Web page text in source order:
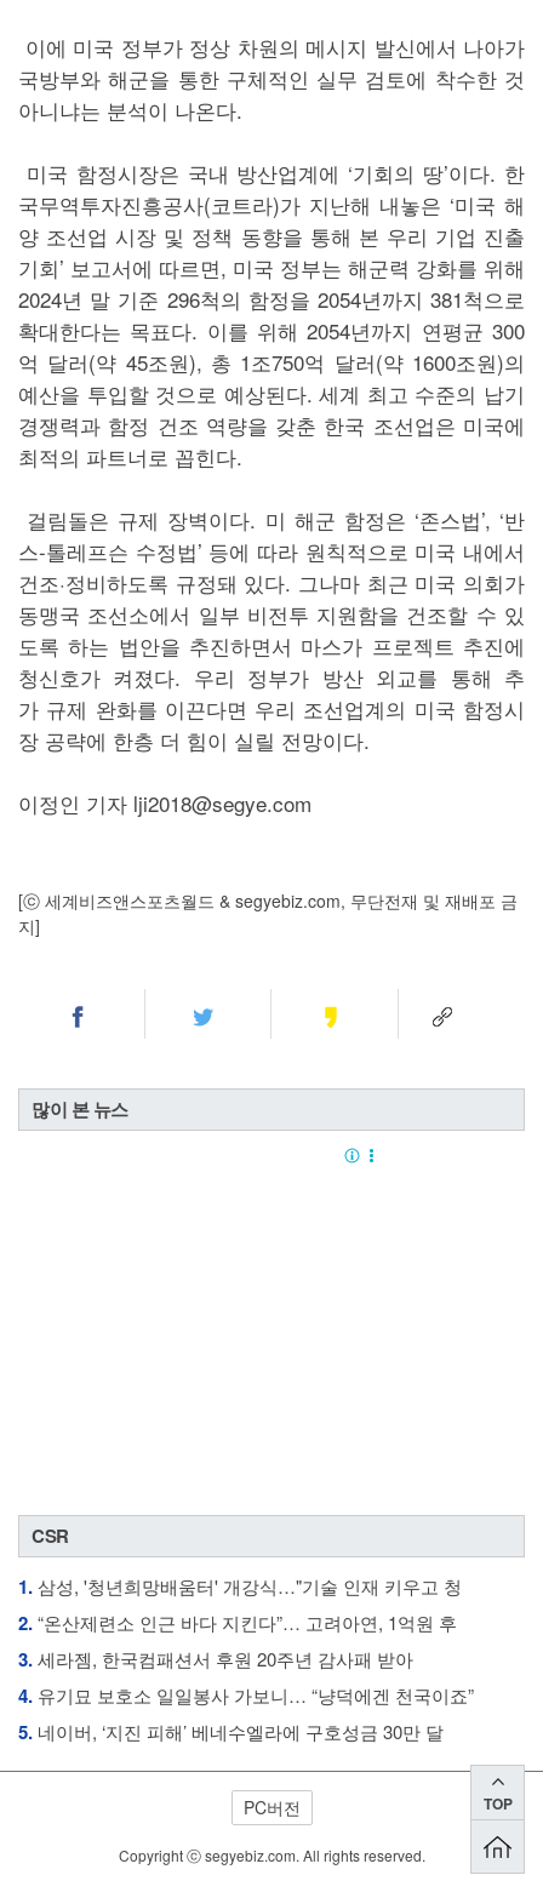
이에 미국 정부가 정상 차원의 메시지 발신에서 나아가
국방부와 해군을 통한 구체적인 실무 검토에 착수한 것
아니냐는 분석이 나온다.
미국 함정시장은 국내 방산업계에 ‘기회의 땅’이다. 한
국무역투자진흥공사(코트라)가 지난해 내놓은 ‘미국 해
양 조선업 시장 및 정책 동향을 통해 본 우리 기업 진출
기회’ 보고서에 따르면, 미국 정부는 해군력 강화를 위해
2024년 말 기준 296척의 함정을 2054년까지 381척으로
확대한다는 목표다. 이를 위해 2054년까지 연평균 300
억 달러(약 45조원), 총 1조750억 달러(약 1600조원)의
예산을 투입할 것으로 예상된다. 세계 최고 수준의 납기
경쟁력과 함정 건조 역량을 갖춘 한국 조선업은 미국에
최적의 파트너로 꼽힌다.
걸림돌은 규제 장벽이다. 미 해군 함정은 ‘존스법’, ‘반
스-톨레프슨 수정법’ 등에 따라 원칙적으로 미국 내에서
건조·정비하도록 규정돼 있다. 그나마 최근 미국 의회가
동맹국 조선소에서 일부 비전투 지원함을 건조할 수 있
도록 하는 법안을 추진하면서 마스가 프로젝트 추진에
청신호가 켜졌다. 우리 정부가 방산 외교를 통해 추
가 규제 완화를 이끈다면 우리 조선업계의 미국 함정시
장 공략에 한층 더 힘이 실릴 전망이다.
이정인 기자 lji2018@segye.com
[ⓒ 세계비즈앤스포츠월드 & segyebiz.com, 무단전재 및 재배포 금
지]
많이 본 뉴스
CSR
1.삼성, '청년희망배움터' 개강식…"기술 인재 키우고 청
2.“온산제련소 인근 바다 지킨다”… 고려아연, 1억원 후
3.세라젬, 한국컴패션서 후원 20주년 감사패 받아
4. 유기묘 보호소 일일봉사 가보니… “냥덕에겐 천국이죠”
5. 네이버, ‘지진 피해’ 베네수엘라에 구호성금 30만 달
PC버전
Copyright ⓒ segyebiz.com. All rights reserved.
TOP